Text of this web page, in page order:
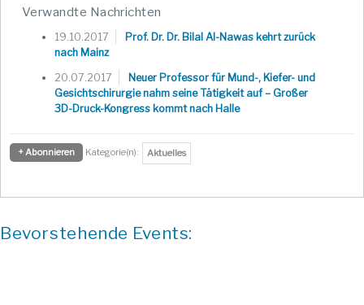
Verwandte Nachrichten
19.10.2017
Prof. Dr. Dr. Bilal Al-Nawas kehrt zurück
nach Mainz
20.07.2017
Neuer Professor für Mund-, Kiefer- und
Gesichtschirurgie nahm seine Tätigkeit auf – Großer
3D-Druck-Kongress kommt nach Halle
+ Abonnieren Kategorie(n): Aktuelles
Bevorstehende Events: